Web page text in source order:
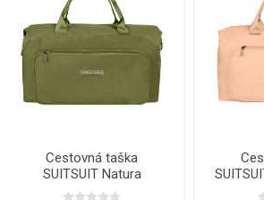
Cestovná taška
SUITSUIT Natura
Guacamole - 25 l